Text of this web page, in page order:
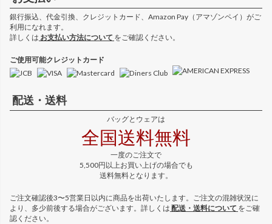
銀行振込、代金引換、クレジットカード、Amazon Pay（アマゾンペイ）がご
利用になれます。
詳しくは お支払い方法について をご確認ください。
ご使用可能クレジットカード
配送・送料
バッグとウェアは
全国送料無料
一度のご注文で
5,500円以上お買い上げの場合でも
送料無料となります。
ご注文確認後3〜5営業日以内に商品を出荷いたします。ご注文の混雑状況に
より、多少前後する場合がございます。詳しくは 配送・送料について をご確
認ください。